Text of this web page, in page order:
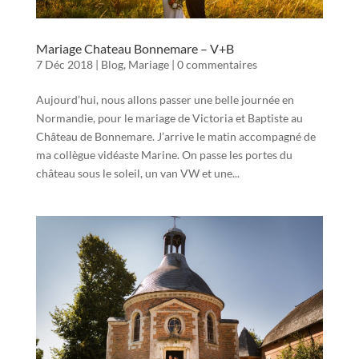
Mariage Chateau Bonnemare – V+B
7 Déc 2018| Blog, Mariage| 0 commentaires
Aujourd’hui, nous allons passer une belle journée en
Normandie, pour le mariage de Victoria et Baptiste au
Château de Bonnemare. J’arrive le matin accompagné de
ma collègue vidéaste Marine. On passe les portes du
château sous le soleil, un van VW et une...